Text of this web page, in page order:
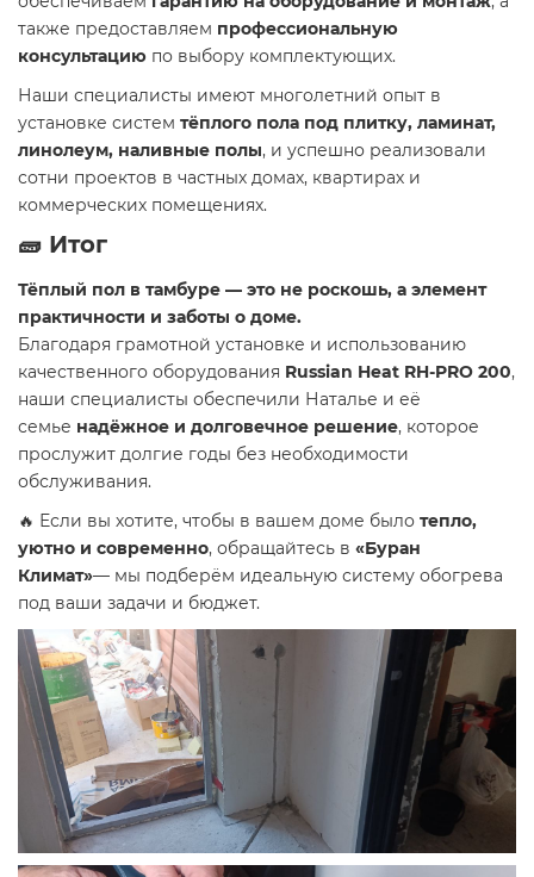
также предоставляем профессиональную
консультацию по выбору комплектующих.
Наши специалисты имеют многолетний опыт в
установке систем тёплого пола под плитку, ламинат,
линолеум, наливные полы, и успешно реализовали
сотни проектов в частных домах, квартирах и
коммерческих помещениях.
🧱 Итог
Тёплый пол в тамбуре — это не роскошь, а элемент
практичности и заботы о доме.
Благодаря грамотной установке и использованию
качественного оборудования Russian Heat RH-PRO 200,
наши специалисты обеспечили Наталье и её
семье надёжное и долговечное решение, которое
прослужит долгие годы без необходимости
обслуживания.
🔥 Если вы хотите, чтобы в вашем доме было тепло,
уютно и современно, обращайтесь в «Буран
Климат»— мы подберём идеальную систему обогрева
под ваши задачи и бюджет.